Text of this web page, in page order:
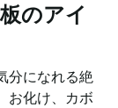
のアイ
分になれる絶
お化け、カボ